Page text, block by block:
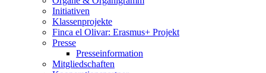
Initiativen
Klassenprojekte
Finca el Olivar: Erasmus+ Projekt
Presse
Presseinformation
Mitgliedschaften